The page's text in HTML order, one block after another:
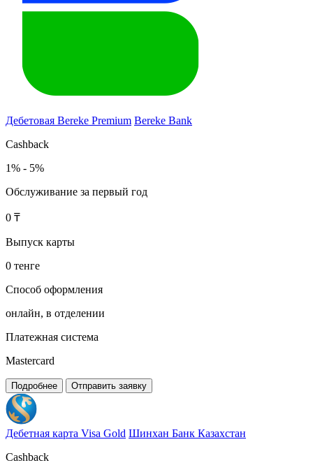
Дебетовая Bereke Premium Bereke Bank
Cashback
1% - 5%
Обслуживание за первый год
0 ₸
Выпуск карты
0 тенге
Способ оформления
онлайн, в отделении
Платежная система
Mastercard
Подробнее Отправить заявку
Дебетная карта Visa Gold Шинхан Банк Казахстан
Cashback